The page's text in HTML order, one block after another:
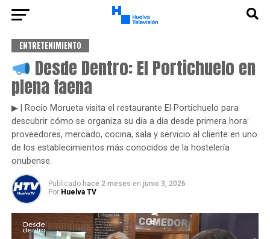
ENTRETENIMIENTO
Desde Dentro: El Portichuelo en
plena faena
▶ | Rocío Morueta visita el restaurante El Portichuelo para
descubrir cómo se organiza su día a día desde primera hora:
proveedores, mercado, cocina, sala y servicio al cliente en uno
de los establecimientos más conocidos de la hostelería
onubense.
Publicado hace 2 meses en junio 3, 2026
Por Huelva TV